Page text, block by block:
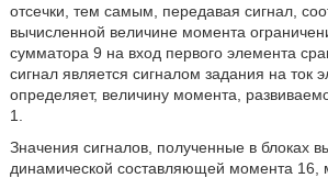
отсечки, тем самым, передавая сигнал,
вычисленной величине момента
сумматора 9 на вход первого элемента
сигнал является сигналом задания на ток
определяет, величину момента,
1.
Значения сигналов, полученные в блоках
динамической составляющей момента 16,